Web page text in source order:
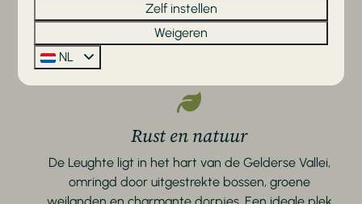
Waarom kiezen voor de
Leughte?
Rust en natuur
De Leughte ligt in het hart van de Gelderse Vallei,
omringd door uitgestrekte bossen, groene
Zelf instellen
Weigeren
NL